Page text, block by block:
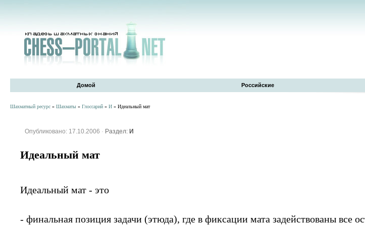
Домой Российские
Шахматный ресурс » Шахматы » Глоссарий » И » Идеальный мат
Опубликовано: 17.10.2006 · Раздел: И
Идеальный мат
Идеальный мат - это
- финальная позиция задачи (этюда), где в фиксации мата задействованы все